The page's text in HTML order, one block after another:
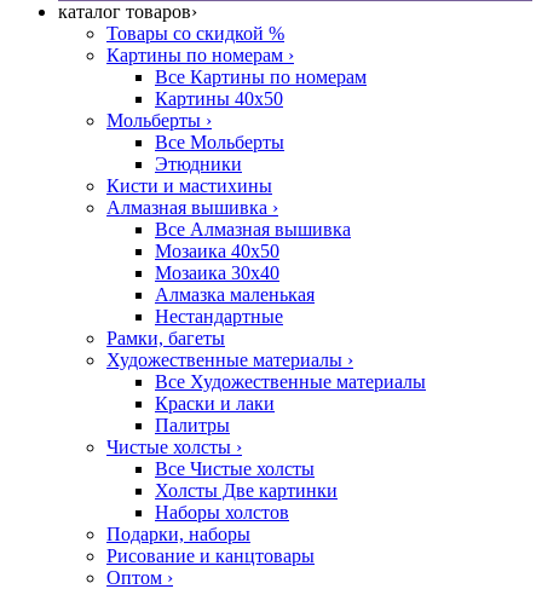
каталог товаров›
Товары со скидкой %
Картины по номерам ›
Все Картины по номерам
Картины 40x50
Мольберты ›
Все Мольберты
Этюдники
Кисти и мастихины
Алмазная вышивка ›
Все Алмазная вышивка
Мозаика 40x50
Мозаика 30x40
Алмазка маленькая
Нестандартные
Рамки, багеты
Художественные материалы ›
Все Художественные материалы
Краски и лаки
Палитры
Чистые холсты ›
Все Чистые холсты
Холсты Две картинки
Наборы холстов
Подарки, наборы
Рисование и канцтовары
Оптом ›